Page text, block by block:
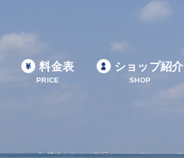
料金表
PRICE
ショップ紹介
SHOP